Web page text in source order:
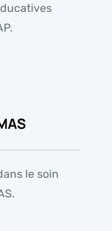
le soin